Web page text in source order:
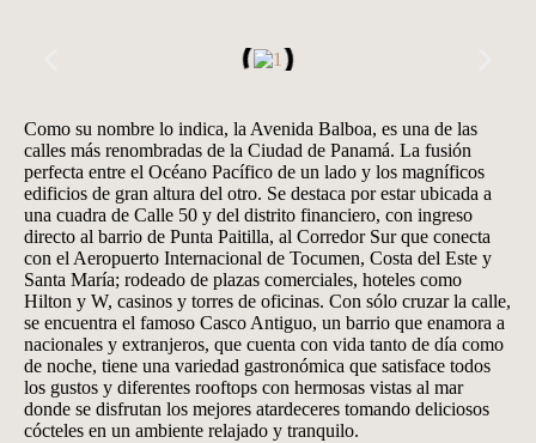
Como su nombre lo indica, la Avenida Balboa, es una de las
calles más renombradas de la Ciudad de Panamá. La fusión
perfecta entre el Océano Pacífico de un lado y los magníficos
edificios de gran altura del otro. Se destaca por estar ubicada a
una cuadra de Calle 50 y del distrito financiero, con ingreso
directo al barrio de Punta Paitilla, al Corredor Sur que conecta
con el Aeropuerto Internacional de Tocumen, Costa del Este y
Santa María; rodeado de plazas comerciales, hoteles como
Hilton y W, casinos y torres de oficinas. Con sólo cruzar la calle,
se encuentra el famoso Casco Antiguo, un barrio que enamora a
nacionales y extranjeros, que cuenta con vida tanto de día como
de noche, tiene una variedad gastronómica que satisface todos
los gustos y diferentes rooftops con hermosas vistas al mar
donde se disfrutan los mejores atardeceres tomando deliciosos
cócteles en un ambiente relajado y tranquilo.